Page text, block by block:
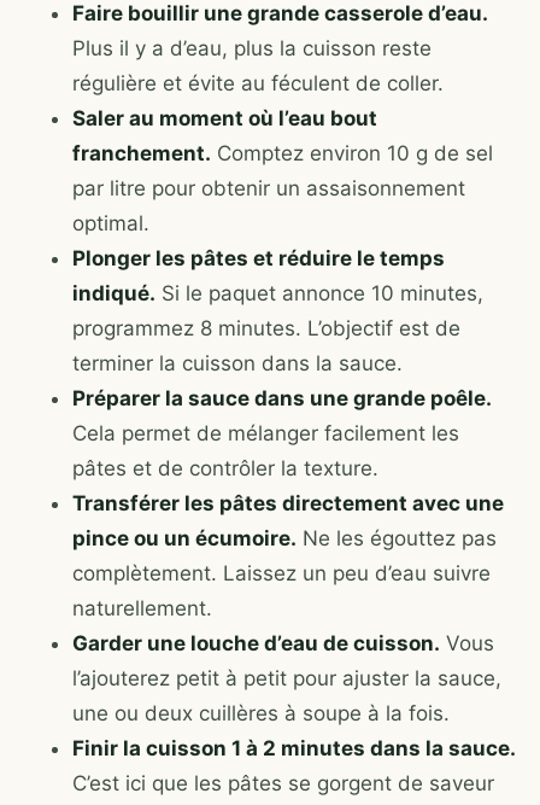
Faire bouillir une grande casserole d’eau.
Plus il y a d’eau, plus la cuisson reste
régulière et évite au féculent de coller.
Saler au moment où l’eau bout
franchement. Comptez environ 10 g de sel
par litre pour obtenir un assaisonnement
optimal.
Plonger les pâtes et réduire le temps
indiqué. Si le paquet annonce 10 minutes,
programmez 8 minutes. L’objectif est de
terminer la cuisson dans la sauce.
Préparer la sauce dans une grande poêle.
Cela permet de mélanger facilement les
pâtes et de contrôler la texture.
Transférer les pâtes directement avec une
pince ou un écumoire. Ne les égouttez pas
complètement. Laissez un peu d’eau suivre
naturellement.
Garder une louche d’eau de cuisson. Vous
l’ajouterez petit à petit pour ajuster la sauce,
une ou deux cuillères à soupe à la fois.
Finir la cuisson 1 à 2 minutes dans la sauce.
C’est ici que les pâtes se gorgent de saveur